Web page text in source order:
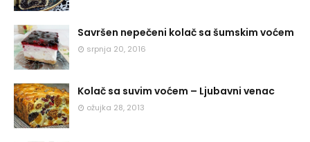
Savršen nepečeni kolač sa šumskim voćem
srpnja 20, 2016
Kolač sa suvim voćem – Ljubavni venac
ožujka 28, 2013